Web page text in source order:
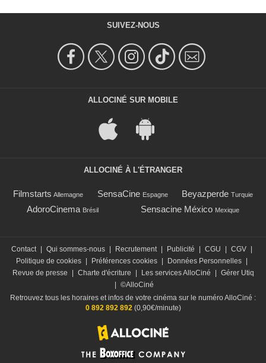
SUIVEZ-NOUS
ALLOCINÉ SUR MOBILE
ALLOCINÉ À L'ÉTRANGER
Filmstarts Allemagne SensaCine Espagne Beyazperde Turquie
AdoroCinema Brésil Sensacine México Mexique
Contact Qui sommes-nous Recrutement Publicité CGU CGV
Politique de cookies
Préférences cookies Données Personnelles
Revue de presse
Charte d'écriture Les services AlloCiné
Gérer Utiq
©AlloCiné
Retrouvez tous les horaires et infos de votre cinéma sur le numéro AlloCiné :
0 892 892 892(0,90€/minute)